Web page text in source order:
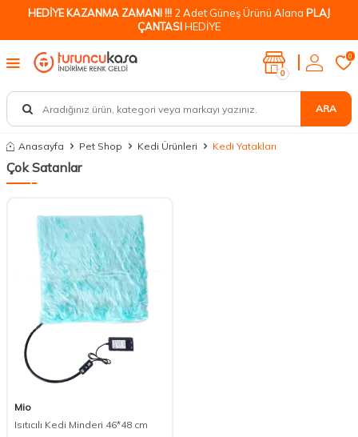
HEDİYE KAZANMA ZAMANI !!! 2 Adet Güneş Ürünü Alana PLAJ
ÇANTASIHEDİYE
ARA
0
0
Anasayfa Pet Shop Kedi Ürünleri Kedi Yatakları
Çok Satanlar
Mio
Isıtıcılı Kedi Minderi 46*48 cm